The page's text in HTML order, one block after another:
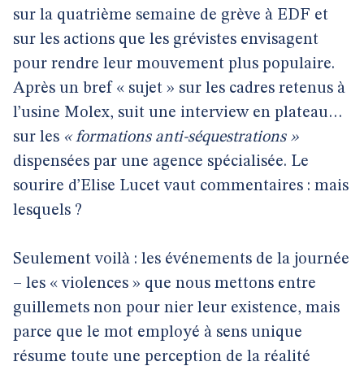
sur la quatrième semaine de grève à EDF et
sur les actions que les grévistes envisagent
pour rendre leur mouvement plus populaire.
Après un bref « sujet » sur les cadres retenus à
l’usine Molex, suit une interview en plateau…
sur les « formations anti-séquestrations »
dispensées par une agence spécialisée. Le
sourire d’Elise Lucet vaut commentaires : mais
lesquels ?
Seulement voilà : les événements de la journée
– les « violences » que nous mettons entre
guillemets non pour nier leur existence, mais
parce que le mot employé à sens unique
résume toute une perception de la réalité